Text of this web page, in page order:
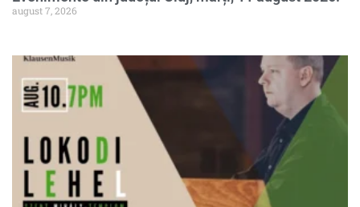
august 7, 2026